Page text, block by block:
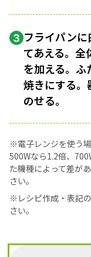
3 フライパン
てあえる。
を加える。ふ
焼きにする。
のせる。
※電子レンジを使う
500Wなら1.2倍、
た機種によって差が
さい。
※レシピ作成・表記の
さい。